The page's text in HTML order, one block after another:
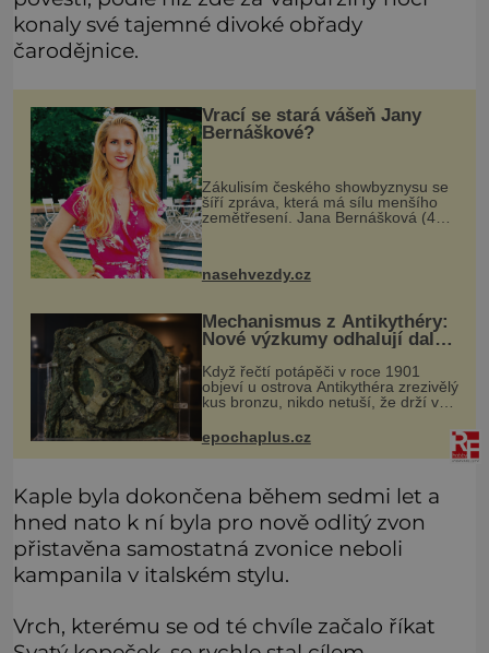
konaly své tajemné divoké obřady
čarodějnice.
Vrací se stará vášeň Jany
Bernáškové?
Zákulisím českého showbyznysu se
šíří zpráva, která má sílu menšího
zemětřesení. Jana Bernášková (45)
se prý rozešla s grafikem
Jaroslavem Drtinou (38) sotva pár
týdnů poté, co spolu měli začít nový
ž
nasehvezdy.cz
Mechanismus z Antikythéry:
Nové výzkumy odhalují další
počítači
Když řečtí potápěči v roce 1901
objeví u ostrova Antikythéra zrezivělý
kus bronzu, nikdo netuší, že drží v
vynálezů starověku. Až moderní
rentgenové tomografy odhalí desí
epochaplus.cz
Kaple byla dokončena během sedmi let a
hned nato k ní byla pro nově odlitý zvon
přistavěna samostatná zvonice neboli
kampanila v italském stylu.
Vrch, kterému se od té chvíle začalo říkat